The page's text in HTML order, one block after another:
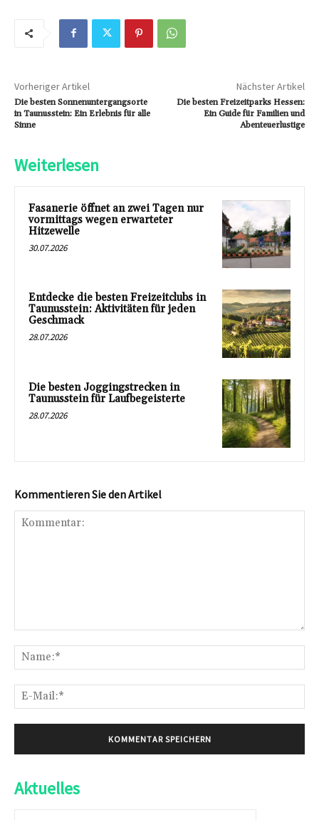
Vorheriger Artikel
Die besten Sonnenuntergangsorte
in Taunusstein: Ein Erlebnis für alle
Sinne
Nächster Artikel
Die besten Freizeitparks Hessen:
Ein Guide für Familien und
Abenteuerlustige
Weiterlesen
Fasanerie öffnet an zwei Tagen nur
vormittags wegen erwarteter
Hitzewelle
30.07.2026
Entdecke die besten Freizeitclubs in
Taunusstein: Aktivitäten für jeden
Geschmack
28.07.2026
Die besten Joggingstrecken in
Taunusstein für Laufbegeisterte
28.07.2026
Kommentieren Sie den Artikel
Aktuelles